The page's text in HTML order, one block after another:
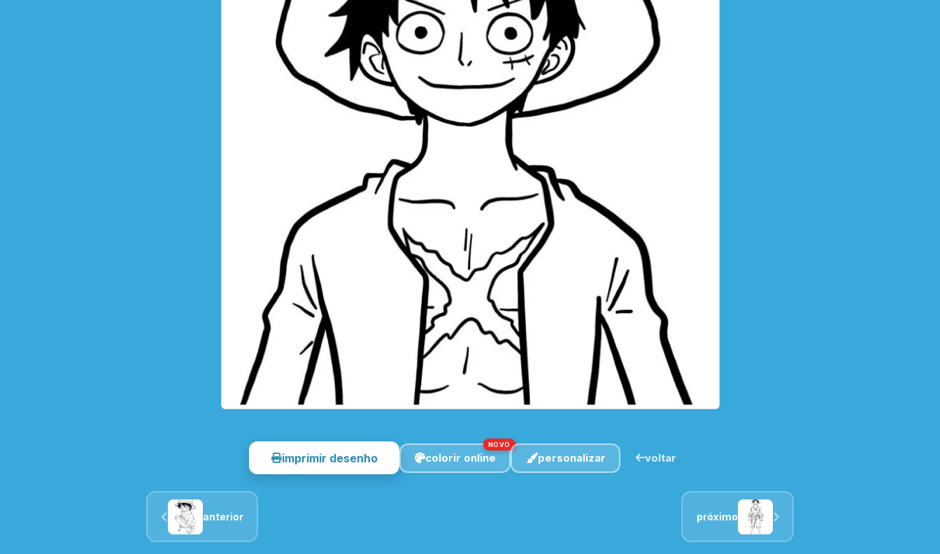
imprimir desenho colorir online
NOVO
personalizar voltar
anterior próximo